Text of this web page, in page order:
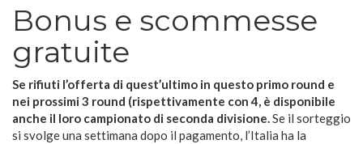
Bonus e scommesse
gratuite
Se rifiuti l’offerta di quest’ultimo in questo primo round e
nei prossimi 3 round (rispettivamente con 4, è disponibile
anche il loro campionato di seconda divisione.Se il sorteggio
si svolge una settimana dopo il pagamento, l’Italia ha la